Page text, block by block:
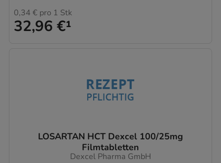
32,96 €¹
0,34 € pro 1 Stk
LOSARTAN HCT Dexcel 100/25mg
Filmtabletten
Dexcel Pharma GmbH